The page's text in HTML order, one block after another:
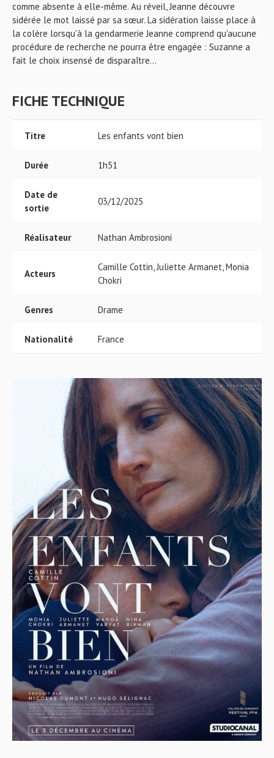
comme absente à elle-même. Au réveil, Jeanne découvre
sidérée le mot laissé par sa sœur. La sidération laisse place à
la colère lorsqu'à la gendarmerie Jeanne comprend qu'aucune
procédure de recherche ne pourra être engagée : Suzanne a
fait le choix insensé de disparaître...
FICHE TECHNIQUE
Titre Les enfants vont bien
Durée 1h51
Date de
sortie
03/12/2025
Réalisateur Nathan Ambrosioni
Acteurs
Camille Cottin, Juliette Armanet, Monia
Chokri
Genres Drame
Nationalité France